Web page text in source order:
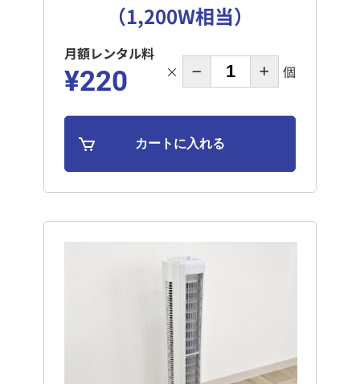
（1,200W相当）
月額レンタル料
¥220 × 個